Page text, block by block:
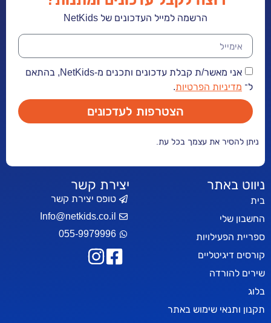
שימוש באתר
הרשמה למייל העדכונים של NetKids
אני מאשר/ת קבלת עדכונים ותכנים מ-NetKids, בהתאם
הפרטיות.
הצטרפות לעדכונים
את עצמך בכל עת.
יצירת קשר
טופס יצירת קשר
Info@netkids.co.il
055-9979996